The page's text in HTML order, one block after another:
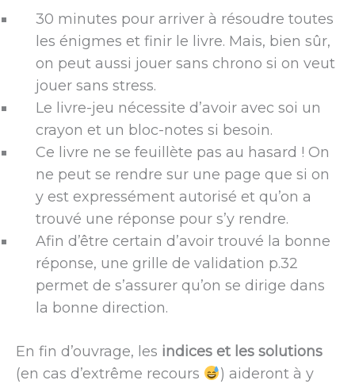
30 minutes pour arriver à résoudre toutes
les énigmes et finir le livre. Mais, bien sûr,
on peut aussi jouer sans chrono si on veut
jouer sans stress.
Le livre-jeu nécessite d’avoir avec soi un
crayon et un bloc-notes si besoin.
Ce livre ne se feuillète pas au hasard ! On
ne peut se rendre sur une page que si on
y est expressément autorisé et qu’on a
trouvé une réponse pour s’y rendre.
Afin d’être certain d’avoir trouvé la bonne
réponse, une grille de validation p.32
permet de s’assurer qu’on se dirige dans
la bonne direction.
En fin d’ouvrage, les indices et les solutions
(en cas d’extrême recours
) aideront à y